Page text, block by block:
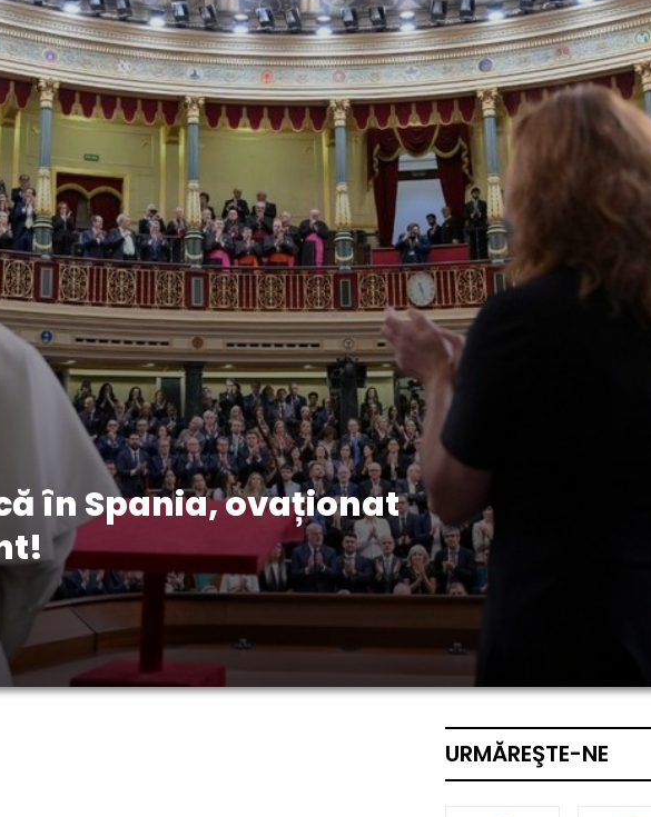
în Spania, ovaționat
URMĂREŞTE-NE